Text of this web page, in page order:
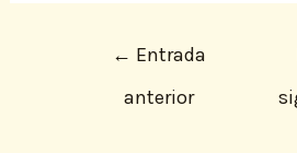
← Entrada
anterior